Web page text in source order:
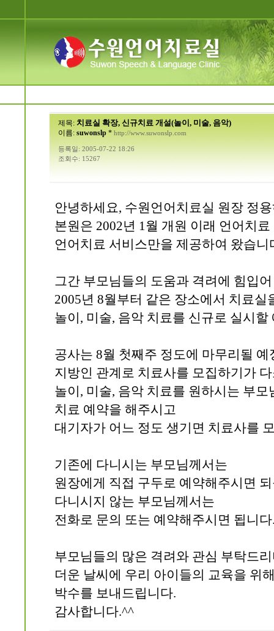
제목: 치료실 확장, 신규치료 개설(놀이, 미술, 음악)
이름: suwonslp* http://www.suwonslp.com
등록일: 2005-07-22 18:26
조회수: 15267
안녕하세요, 수원언어치료실 원장 정
본원은 2002년 1월 개원 이래 언어치
언어치료 서비스만을 제공하여 왔습니
그간 부모님들의 도움과 격려에 힘입어
2005년 8월부터 같은 장소에서 치료실
놀이, 미술, 음악 치료를 신규로 실시할
공사는 8월 첫째주 정도에 마무리될 예
지방인 관계로 치료사를 모집하기가
놀이, 미술, 음악 치료를 원하시는 부모
치료 예약을 해주시고
대기자가 어느 정도 생기면 치료사를
기존에 다니시는 부모님께서는
원장에게 직접 구두로 예약해주시면
다니시지 않는 부모님께서는
전화로 문의 또는 예약해주시면 됩니다
부모님들의 많은 격려와 관심 부탁드
더운 날씨에 우리 아이들의 교육을 위
박수를 보내드립니다.
감사합니다.^^